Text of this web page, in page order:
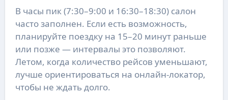
В часы пик (7:30–9:00 и 16:30–18:30) салон
часто заполнен. Если есть возможность,
планируйте поездку на 15–20 минут раньше
или позже — интервалы это позволяют.
Летом, когда количество рейсов уменьшают,
лучше ориентироваться на онлайн-локатор,
чтобы не ждать долго.